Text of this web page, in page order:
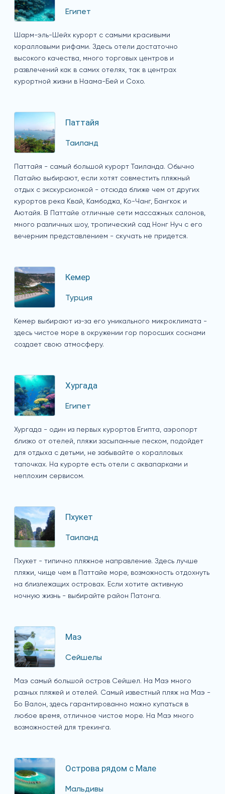
Египет
Шарм-эль-Шейх курорт с самыми красивыми
коралловыми рифами. Здесь отели достаточно
высокого качества, много торговых центров и
развлечений как в самих отелях, так в центрах
курортной жизни в Наама-Бей и Сохо.
Паттайя
Таиланд
Паттайя - самый большой курорт Таиланда. Обычно
Патайю выбирают, если хотят совместить пляжный
отдых с экскурсионкой - отсюда ближе чем от других
курортов река Квай, Камбоджа, Ко-Чанг, Бангкок и
Аютайя. В Паттайе отличные сети массажных салонов,
много различных шоу, тропический сад Нонг Нуч с его
вечерним представлением - скучать не придется.
Кемер
Турция
Кемер выбирают из-за его уникального микроклимата -
здесь чистое море в окружении гор поросших соснами
создает свою атмосферу.
Хургада
Египет
Хургада - один из первых курортов Египта, аэропорт
близко от отелей, пляжи засыпанные песком, подойдет
для отдыха с детьми, не забывайте о коралловых
тапочках. На курорте есть отели с аквапарками и
неплохим сервисом.
Пхукет
Таиланд
Пхукет - типично пляжное направление. Здесь лучше
пляжи, чище чем в Паттайе море, возможность отдохнуть
на близлежащих островах. Если хотите активную
ночную жизнь - выбирайте район Патонга.
Маэ
Сейшелы
Маэ самый большой остров Сейшел. На Маэ много
разных пляжей и отелей. Самый известный пляж на Маэ -
Бо Валон, здесь гарантированно можно купаться в
любое время, отличное чистое море. На Маэ много
возможностей для трекинга.
Острова рядом с Мале
Мальдивы